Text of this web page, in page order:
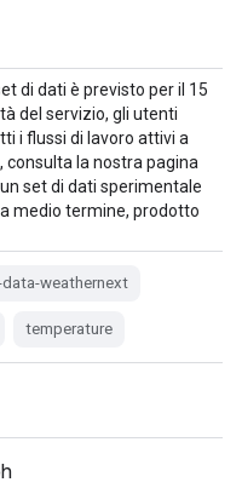
di dati è previsto per il 15
del servizio, gli utenti
i flussi di lavoro attivi a
consulta la nostra pagina
set di dati sperimentale
medio termine, prodotto
weathernext
temperature